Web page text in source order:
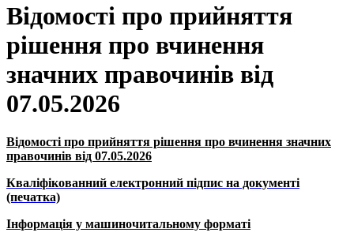
Відомості про прийняття
рішення про вчинення
значних правочинів від
07.05.2026
Відомості про прийняття рішення про вчинення значних
правочинів від 07.05.2026
Кваліфікованний електронний підпис на документі
(печатка)
Інформація у машиночитальному форматі